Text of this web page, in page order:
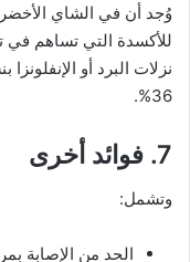
وُجد أن في الشاي
للأكسدة التي تساهم في
36%.
7. فوائد أخرى
وتشمل:
الحد من الإصابة